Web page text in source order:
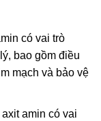
có vai trò
bao gồm điều
mạch và bảo vệ
amin có vai